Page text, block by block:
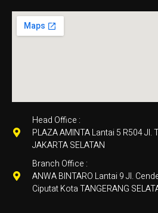
Head Office :
PLAZA AMINTA Lantai 5 R504 Jl.
JAKARTA SELATAN
Branch Office :
ANWA BINTARO Lantai 9 Jl.
Ciputat Kota TANGERANG